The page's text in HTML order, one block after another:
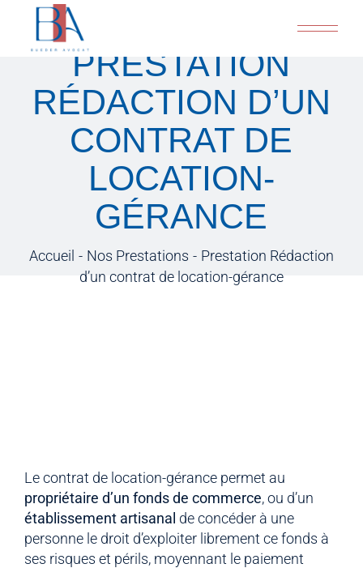
PRESTATION
RÉDACTION D’UN
CONTRAT DE
LOCATION-
GÉRANCE
Accueil Nos Prestations
Prestation Rédaction
d’un contrat de location-gérance
Le contrat de location-gérance permet au
propriétaire d’un fonds de commerce, ou d’un
établissement artisanal de concéder à une
personne le droit d’exploiter librement ce fonds à
ses risques et périls, moyennant le paiement